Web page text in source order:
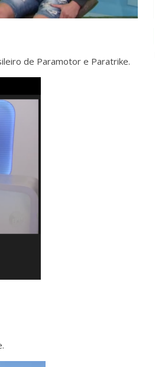
de Paramotor e Paratrike.